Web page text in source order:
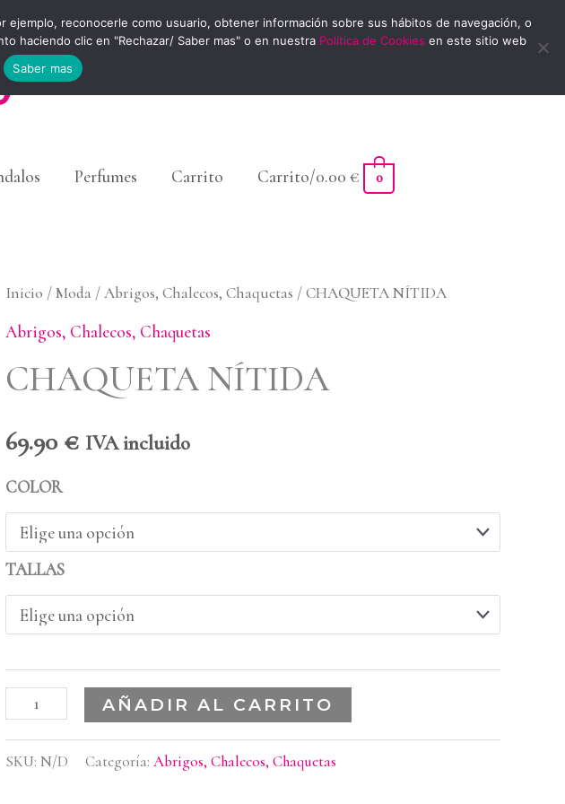
Perfumes Carrito Carrito/0.00€ 0
Inicio /Moda /Abrigos, Chalecos, Chaquetas / CHAQUETA NÍTIDA
Abrigos, Chalecos, Chaquetas
CHAQUETA NÍTIDA
69.90 € IVA incluido
COLOR
TALLAS
CHAQUETA
NÍTIDA
AÑADIR AL CARRITO
SKU: N/D Categoría: Abrigos, Chalecos, Chaquetas
reconocerle como usuario, obtener información sobre sus hábitos de navegación, o
haciendo clic en "Rechazar/ Saber mas" o en nuestra Política de Cookies en este sitio web
Saber mas